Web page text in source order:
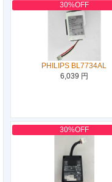
30%OFF
PHILIPS BL7734AL
6,039 円
30%OFF